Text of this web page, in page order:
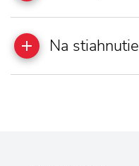
Na stiahnutie